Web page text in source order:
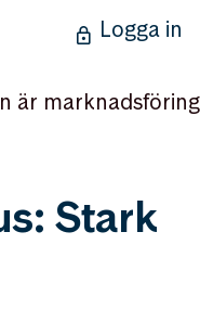
Logga in
är marknadsföring
Stark